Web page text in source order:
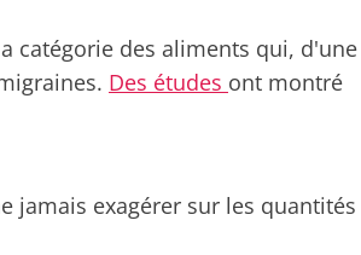
catégorie des aliments qui, d'une
Des études ont montré
jamais exagérer sur les quantités